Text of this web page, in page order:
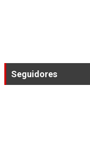
Seguidores